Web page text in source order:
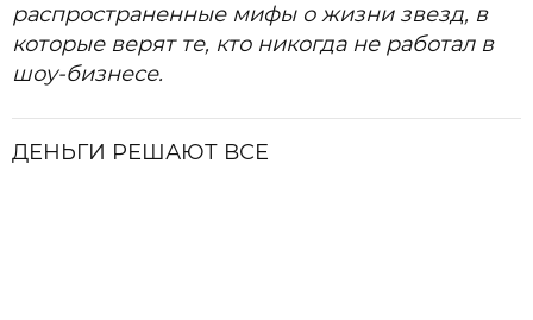
распространенные мифы о жизни звезд, в
которые верят те, кто никогда не работал в
шоу-бизнесе.
ДЕНЬГИ РЕШАЮТ ВСЕ